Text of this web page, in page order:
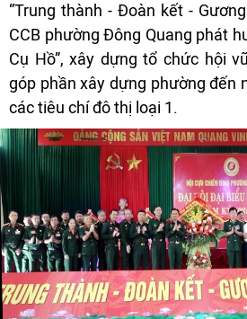
“Trung thành - Đoàn kết -
CCB phường Đông Quang phát
Cụ Hồ”, xây dựng tổ chức hội
góp phần xây dựng phường đến
các tiêu chí đô thị loại 1.